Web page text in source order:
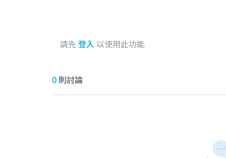
請先 登入 以使用此功能
0 則討論